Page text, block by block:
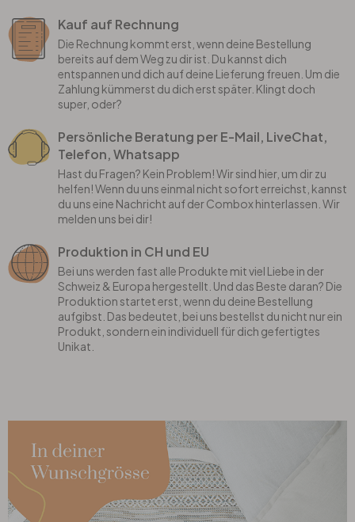
Kauf auf Rechnung
Die Rechnung kommt erst, wenn deine Bestellung
bereits auf dem Weg zu dir ist. Du kannst dich
entspannen und dich auf deine Lieferung freuen. Um die
Zahlung kümmerst du dich erst später. Klingt doch
super, oder?
Persönliche Beratung per E-Mail, LiveChat,
Telefon, Whatsapp
Hast du Fragen? Kein Problem! Wir sind hier, um dir zu
helfen! Wenn du uns einmal nicht sofort erreichst, kannst
du uns eine Nachricht auf der Combox hinterlassen. Wir
melden uns bei dir!
Produktion in CH und EU
Bei uns werden fast alle Produkte mit viel Liebe in der
Schweiz & Europa hergestellt. Und das Beste daran? Die
Produktion startet erst, wenn du deine Bestellung
aufgibst. Das bedeutet, bei uns bestellst du nicht nur ein
Produkt, sondern ein individuell für dich gefertigtes
Unikat.